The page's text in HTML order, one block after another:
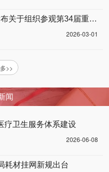
【权威通知】重庆市医学会发布关于组织参观第34届重庆医博会的通知
2026-03-01
>>
闻
疗卫生服务体系建设
2026-06-08
耗材挂网新规出台